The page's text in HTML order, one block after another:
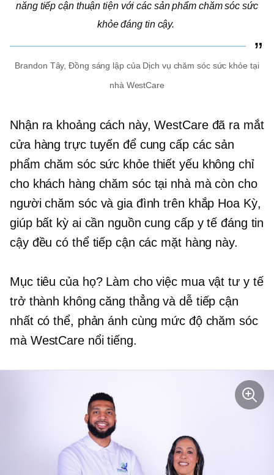
năng tiếp cận thuận tiện với các sản phẩm chăm sóc sức
khỏe đáng tin cậy.
Brandon Tây,Đồng sáng lậpcủa Dịch vụ chăm sóc sức khỏe tại
nhà WestCare
Nhận ra khoảng cách này, WestCare đã ra mắt
cửa hàng trực tuyến để cung cấp các sản
phẩm chăm sóc sức khỏe thiết yếu không chỉ
cho khách hàng chăm sóc tại nhà mà còn cho
người chăm sóc và gia đình trên khắp Hoa Kỳ,
giúp bất kỳ ai cần nguồn cung cấp y tế đáng tin
cậy đều có thể tiếp cận các mặt hàng này.
Mục tiêu của họ? Làm cho việc mua vật tư y tế
trở thành không căng thẳng và dễ tiếp cận
nhất có thể, phản ánh cùng mức độ chăm sóc
mà WestCare nổi tiếng.